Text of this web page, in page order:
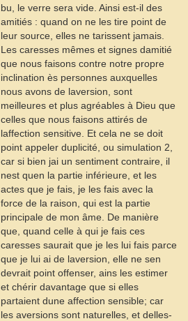
bu, le verre sera vide. Ainsi est-il des
amitiés : quand on ne les tire point de
leur source, elles ne tarissent jamais.
Les caresses mêmes et signes damitié
que nous faisons contre notre propre
inclination ès personnes auxquelles
nous avons de laversion, sont
meilleures et plus agréables à Dieu que
celles que nous faisons attirés de
laffection sensitive. Et cela ne se doit
point appeler duplicité, ou simulation 2
car si bien jai un sentiment contraire, il
nest quen la partie inférieure, et les
actes que je fais, je les fais avec la
force de la raison, qui est la partie
principale de mon âme. De manière
que, quand celle à qui je fais ces
caresses saurait que je les lui fais parce
que je lui ai de laversion, elle ne sen
devrait point offenser, ains les estimer
et chérir davantage que si elles
partaient dune affection sensible; car
les aversions sont naturelles, et delles-